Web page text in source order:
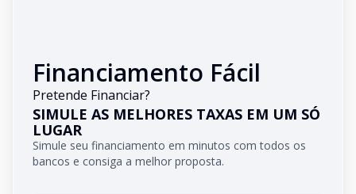
Financiamento Fácil
Pretende Financiar?
SIMULE AS MELHORES TAXAS EM UM SÓ
LUGAR
Simule seu financiamento em minutos com todos os
bancos e consiga a melhor proposta.